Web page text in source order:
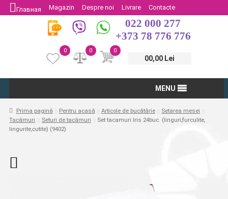
Главная Magazin Despre noi Livrare
Contacte
Protectia Consumatorului
Întoarcere
022 000 277
+373 78 776 776
0
00,00 Lei
0
0
MENU
Prima pagină Pentru acasă Articole de bucătărie
Setarea mesei
Tacâmuri
Seturi de tacâmuri
Set tacamuri Iris 24buc. (linguri,furculite,
lingurite,cutite) (9402)